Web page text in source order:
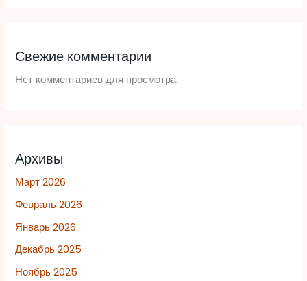
Свежие комментарии
Нет комментариев для просмотра.
Архивы
Март 2026
Февраль 2026
Январь 2026
Декабрь 2025
Ноябрь 2025